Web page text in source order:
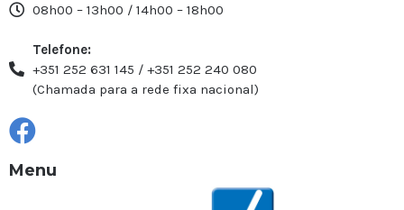
08h00 – 13h00 / 14h00 – 18h00
Telefone:
+351 252 631 145 / +351 252 240 080
(Chamada para a rede fixa nacional)
Menu